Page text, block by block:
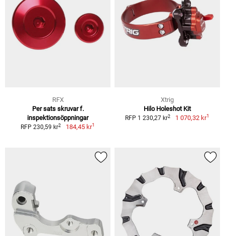
RFX
Per sats skruvar f.
inspektionsöppningar
RFP 230,59 kr2 184,45 kr1
Xtrig
Hilo Holeshot Kit
RFP 1 230,27 kr2 1 070,32 kr1